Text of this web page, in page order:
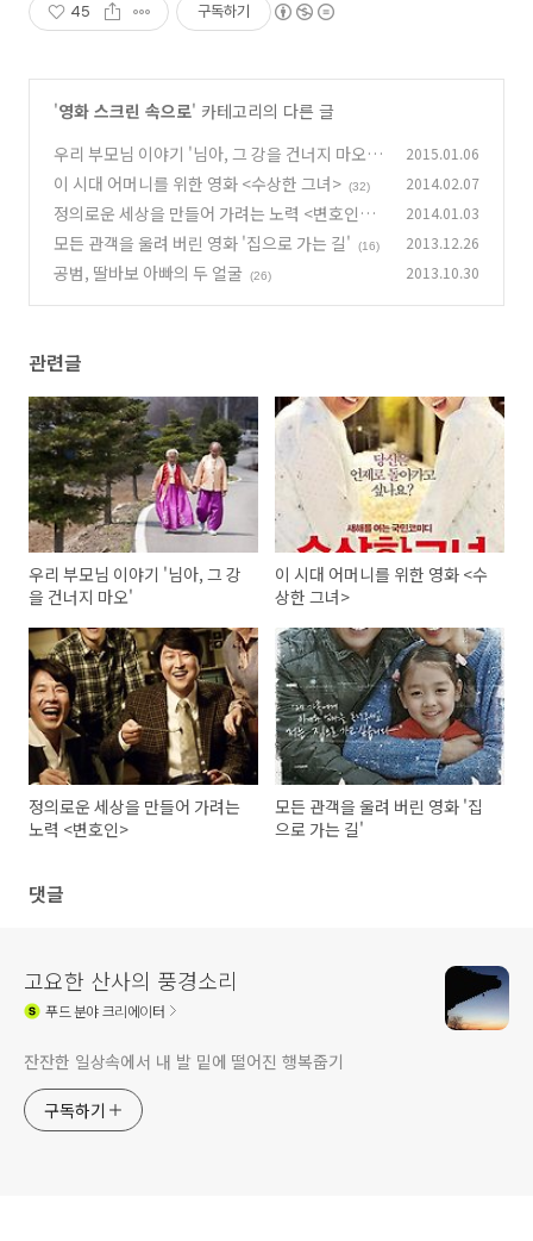
45 구독하기
'영화 스크린 속으로' 카테고리의 다른 글
우리 부모님 이야기 '님아, 그 강을 건너지 마오'
(33)
2015.01.06
이 시대 어머니를 위한 영화 <수상한 그녀> (32) 2014.02.07
정의로운 세상을 만들어 가려는 노력 <변호인>
(22)
2014.01.03
모든 관객을 울려 버린 영화 '집으로 가는 길' (16) 2013.12.26
공범, 딸바보 아빠의 두 얼굴 (26) 2013.10.30
관련글
우리 부모님 이야기 '님아, 그 강
을 건너지 마오'
이 시대 어머니를 위한 영화 <수
상한 그녀>
정의로운 세상을 만들어 가려는
노력 <변호인>
모든 관객을 울려 버린 영화 '집
으로 가는 길'
댓글
고요한 산사의 풍경소리
푸드분야 크리에이터
잔잔한 일상속에서 내 발 밑에 떨어진 행복줍기
구독하기